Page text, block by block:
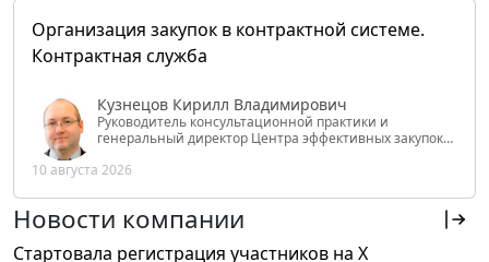
Организация закупок в контрактной системе.
Контрактная служба
Кузнецов Кирилл Владимирович
Руководитель консультационной практики и
генеральный директор Центра эффективных закупок
РФ
10 августа 2026
Новости компании
Стартовала регистрация участников на X